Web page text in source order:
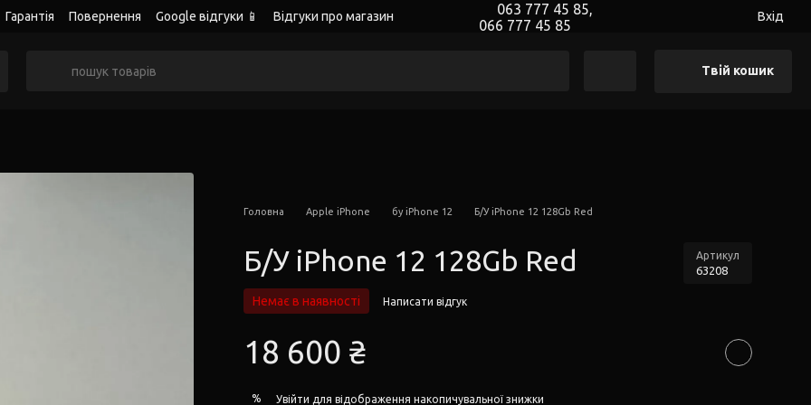
Гарантія Повернення Google відгуки 📱
Відгуки про магазин
063 777 45 85,
066 777 45 85
Вхід
Твій кошик
Головна Apple iPhone бу iPhone 12 Б/У iPhone 12 128Gb Red
Б/У iPhone 12 128Gb Red Артикул
63208
Немає в наявності Написати відгук
18 600 ₴
% Увійти для відображення накопичувальної знижки